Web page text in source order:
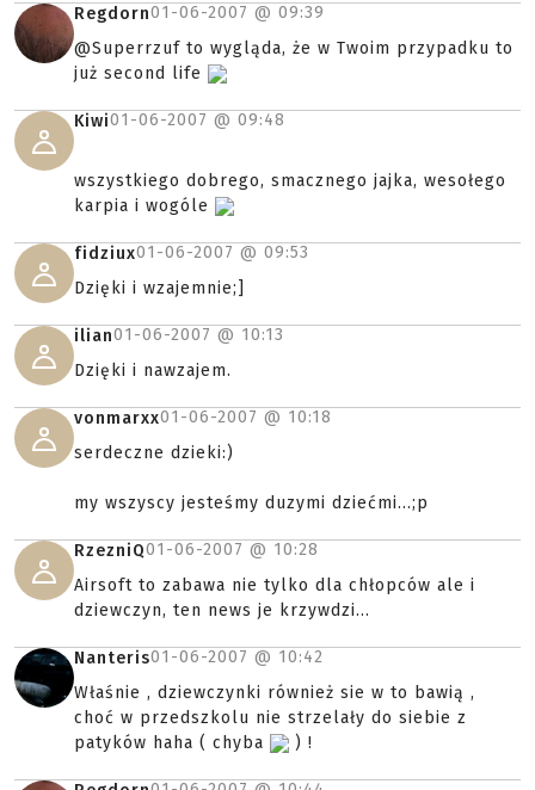
Regdorn01-06-2007 @ 09:39
@Superrzuf to wygląda, że w Twoim przypadku to
już second life
Kiwi01-06-2007 @ 09:48
wszystkiego dobrego, smacznego jajka, wesołego
karpia i wogóle
fidziux01-06-2007 @ 09:53
Dzięki i wzajemnie;]
ilian01-06-2007 @ 10:13
Dzięki i nawzajem.
vonmarxx01-06-2007 @ 10:18
serdeczne dzieki:)
my wszyscy jesteśmy duzymi dziećmi...;p
RzezniQ01-06-2007 @ 10:28
Airsoft to zabawa nie tylko dla chłopców ale i
dziewczyn, ten news je krzywdzi...
Nanteris01-06-2007 @ 10:42
Właśnie , dziewczynki również sie w to bawią ,
choć w przedszkolu nie strzelały do siebie z
patyków haha ( chyba
) !